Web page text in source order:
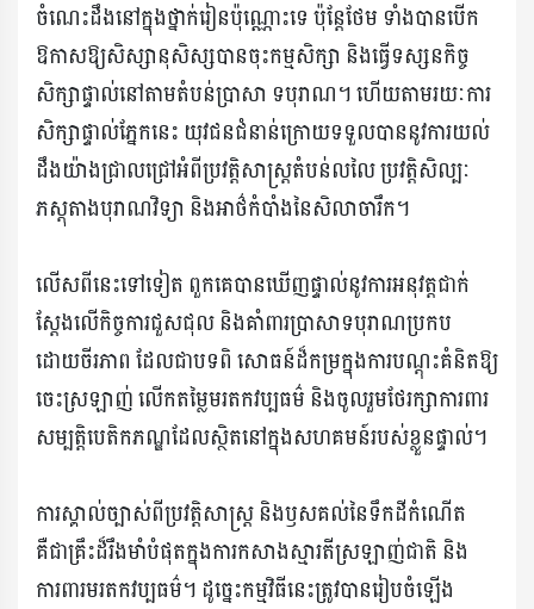
ចំណេះដឹងនៅក្នុងថ្នាក់រៀនប៉ុណ្ណោះទេ ប៉ុន្តែថែម ទាំងបានបើក
ឱកាសឱ្យសិស្សានុសិស្សបានចុះកម្មសិក្សា និងធ្វើទស្សនកិច្ច
សិក្សាផ្ទាល់នៅតាមតំបន់ប្រាសា ទបុរាណ។ ហើយតាមរយៈការ
សិក្សាផ្ទាល់ភ្នែកនេះ យុវជនជំនាន់ក្រោយទទួលបាននូវការយល់
ដឹងយ៉ាងជ្រាលជ្រៅអំពីប្រវត្តិសាស្ត្រតំបន់លលៃ ប្រវត្តិសិល្បៈ
ភស្តុតាងបុរាណវិទ្យា និងអាថ៌កំបាំងនៃសិលាចារឹក។
លើសពីនេះទៅទៀត ពួកគេបានឃើញផ្ទាល់នូវការអនុវត្តជាក់
ស្តែងលើកិច្ចការជួសជុល និងគាំពារប្រាសាទបុរាណប្រកប
ដោយចីរភាព ដែលជាបទពិ សោធន៍ដ៏កម្រក្នុងការបណ្តុះគំនិតឱ្យ
ចេះស្រឡាញ់ លើកតម្លៃមរតកវប្បធម៌ និងចូលរួមថែរក្សាការពារ
សម្បត្តិបេតិកភណ្ឌដែលស្ថិតនៅក្នុងសហគមន៍របស់ខ្លួនផ្ទាល់។
ការស្គាល់ច្បាស់ពីប្រវត្តិសាស្ត្រ និងឫសគល់នៃទឹកដីកំណើត
គឺជាគ្រឹះដ៏រឹងមាំបំផុតក្នុងការកសាងស្មារតីស្រឡាញ់ជាតិ និង
ការពារមរតកវប្បធម៌។ ដូច្នេះកម្មវិធីនេះត្រូវបានរៀបចំឡើង